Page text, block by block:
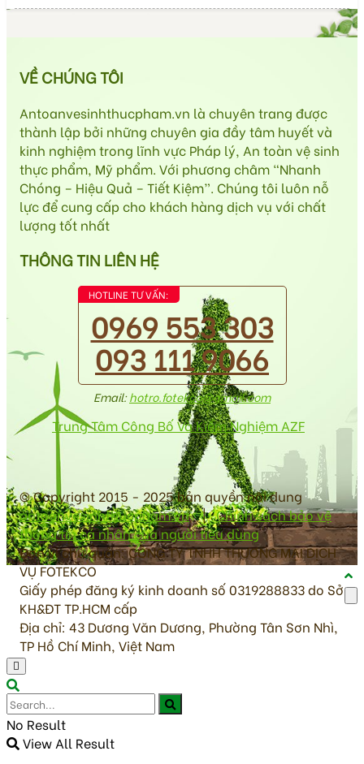
VỀ CHÚNG TÔI
Antoanvesinhthucpham.vn là chuyên trang được
thành lập bởi những chuyên gia đầy tâm huyết và
kinh nghiệm trong lĩnh vực Pháp lý, An toàn vệ sinh
thực phẩm, Mỹ phẩm. Với phương châm “Nhanh
Chóng – Hiệu Quả – Tiết Kiệm”. Chúng tôi luôn nỗ
lực để cung cấp cho khách hàng dịch vụ với chất
lượng tốt nhất
THÔNG TIN LIÊN HỆ
HOTLINE TƯ VẤN:
0969 553 303
093 111 9066
Email:hotro.fotekco@gmail.com
Trung Tâm Công Bố Và Kiểm Nghiệm AZF
© Copyright 2015 - 2025 bản quyền nội dung
antoanvesinhthucpham.vn|Chính sách bảo vệ
thông tin cá nhân của người tiêu dùng
Đơn vị chủ quản: CÔNG TY TNHH THƯƠNG MẠI DỊCH
VỤ FOTEKCO
Giấy phép đăng ký kinh doanh số 0319288833 do Sở
KH&ĐT TP.HCM cấp
Địa chỉ: 43 Dương Văn Dương, Phường Tân Sơn Nhì,
TP Hồ Chí Minh, Việt Nam
No Result
View All Result